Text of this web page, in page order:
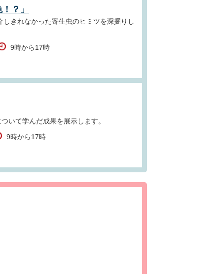
？」
しきれなかった寄生虫のヒミツを深掘りし
9時から17時
いて学んだ成果を展示します。
9時から17時